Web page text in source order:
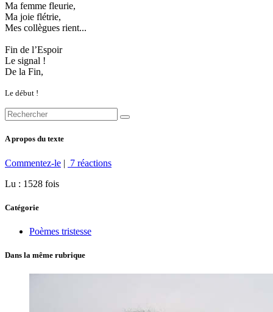
Ma femme fleurie,
Ma joie flétrie,
Mes collègues rient...
Fin de l’Espoir
Le signal !
De la Fin,
Le début !
A propos du texte
Commentez-le | 7 réactions
Lu : 1528 fois
Catégorie
Poèmes tristesse
Dans la même rubrique